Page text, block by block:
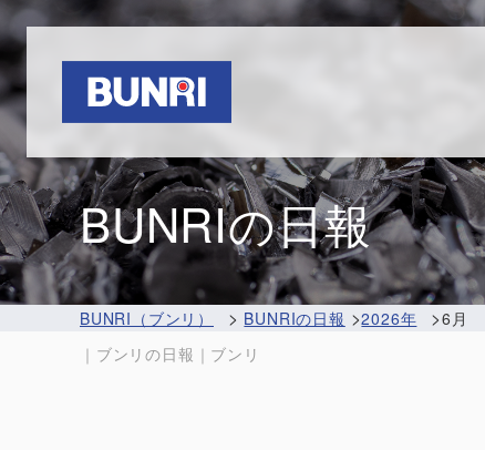
BUNRIの日報
BUNRI（ブンリ） > BUNRIの日報 >2026年 >6月
｜ブンリの日報｜ブンリ